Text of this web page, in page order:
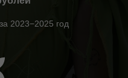
2023−2025 год